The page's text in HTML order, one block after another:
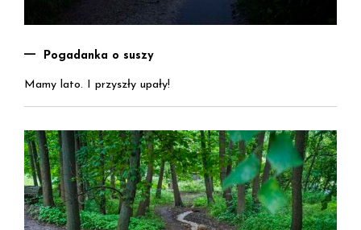
Pogadanka o suszy
Mamy lato. I przyszły upały!